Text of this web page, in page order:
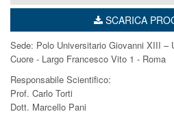
SCARICA
Sede: Polo Universitario Giovanni XIII –
Cuore - Largo Francesco Vito 1 - Roma
Responsabile Scientifico:
Prof. Carlo Torti
Dott. Marcello Pani